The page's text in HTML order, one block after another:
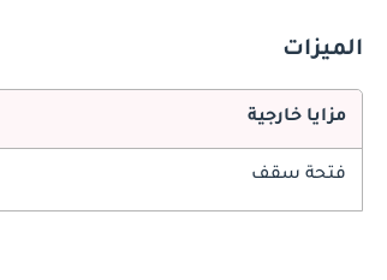
الميزات
مزايا خارجية
فتحة سقف